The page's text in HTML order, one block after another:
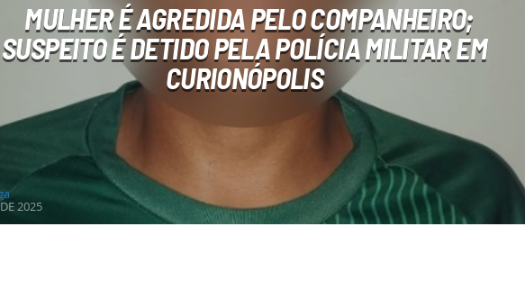
MULHER É AGREDIDA PELO COMPANHEIRO;
SUSPEITO É DETIDO PELA POLÍCIA MILITAR EM
CURIONÓPOLIS
2025